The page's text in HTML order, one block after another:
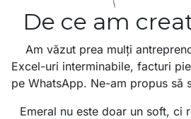
De ce am
Am văzut prea mulți
Excel-uri interminabile, facturi
pe WhatsApp. Ne-am propus să
Emeral nu este doar un soft, ci